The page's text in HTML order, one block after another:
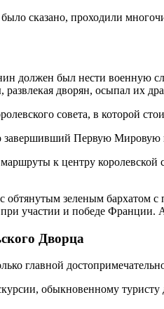
сказано, проходили
должен был нести военную
дворян, осыпал их
совета, в которой
завершивший Первую Мировую
к центру
обтянутым зеленым бархатом
участии и победе Франции.
Дворца
главной
обыкновенному